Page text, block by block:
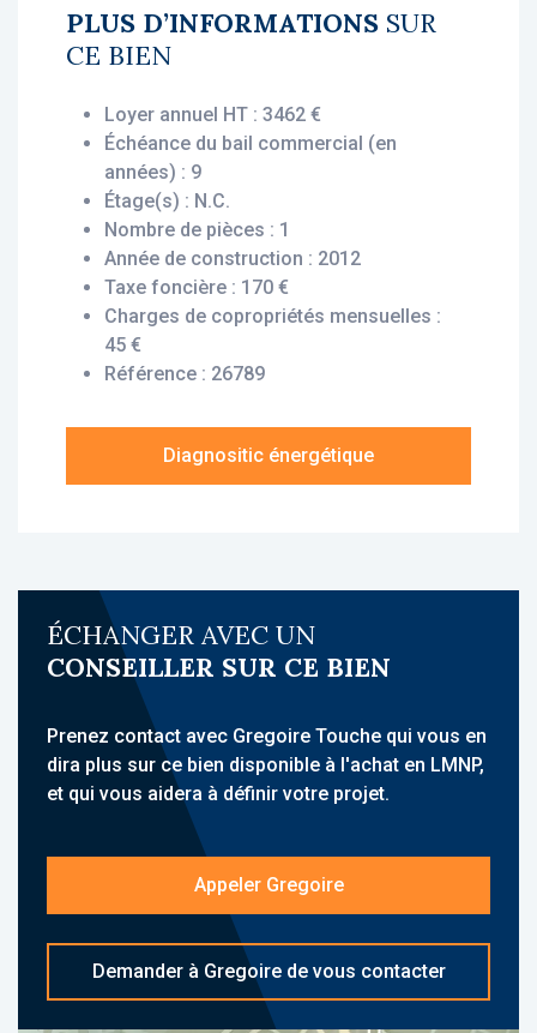
• Gestionnaire : Les Estudines
Vous bénéficiez du statut fiscal LMNP
d’impôt sur vos revenus locatifs. Le bien est
exploité par un gestionnaire professionnel
(Les Estudines), engagé par un bail
commercial, vous assurant le versement des
loyers dès l’acquisition, que le logement soit
loué ou non.
Description du bien :
Ce studio situé au 4ème étage offre un
agencement optimisé et pratique : une entrée,
Reims, sur les Promenades, à proximité
immédiate du centre-ville, de la gare SNCF, du
tramway et de nombreux commerces et
services. Elle accueille une clientèle étudiante
et propose des hébergements meublés avec
services para-hôteliers.
Son emplacement, à quelques mètres de la
gare, proche des arrêts de bus, du tramway et
des établissements d’enseignement
supérieur, constitue un atout majeur.
L'établissement propose un ensemble de
services : accueil, internet Wi-Fi, local à vélos,
blanchisserie, contrôle d’accès, parking, salle
de petit-déjeuner et service ménage. La
PLUS D’INFORMATIONS SUR
CE BIEN
Loyer annuel HT : 3462 €
Échéance du bail commercial (en
années) : 9
Étage(s) : N.C.
Nombre de pièces : 1
Année de construction : 2012
Taxe foncière : 170 €
Charges de copropriétés mensuelles :
45 €
Référence : 26789
Diagnositic énergétique
ÉCHANGER AVEC UN
CONSEILLER SUR CE BIEN
Prenez contact avec Gregoire Touche qui vous en
dira plus sur ce bien disponible à l'achat en LMNP,
et qui vous aidera à définir votre projet.
Appeler Gregoire
Demander à Gregoire de vous contacter